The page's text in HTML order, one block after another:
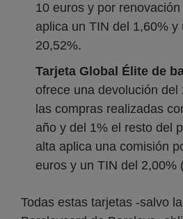
10 euros y por
aplica un TIN del 1,60% y
20,52%.
Tarjeta Global Élite de
ofrece una devolución del
las compras realizadas
año y del 1% el resto del
alta aplica una comisión
euros y un TIN del 2,00%
Todas estas tarjetas -salvo